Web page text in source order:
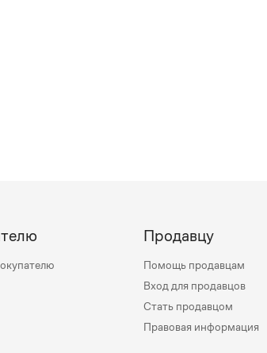
Продавцу
Помощь продавцам
Вход для продавцов
Стать продавцом
Правовая информация